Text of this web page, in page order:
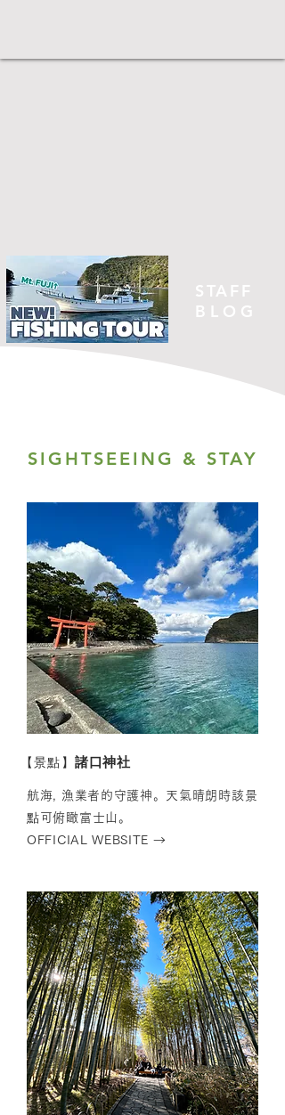
STAFF
BLOG
【景點】 諸口神社
航海, 漁業者的守護神。天氣晴朗時該景
點可俯瞰富士山。
OFFICIAL WEBSITE →
SIGHTSEEING & STAY